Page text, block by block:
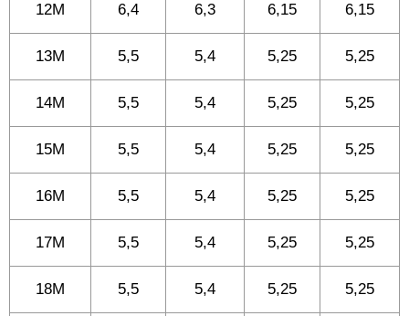
12M 6,4 6,3 6,15 6,15
13M 5,5 5,4 5,25 5,25
14M 5,5 5,4 5,25 5,25
15M 5,5 5,4 5,25 5,25
16M 5,5 5,4 5,25 5,25
17M 5,5 5,4 5,25 5,25
18M 5,5 5,4 5,25 5,25